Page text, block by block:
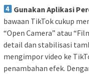
Gunakan Aplikasi
bawaan TikTok cukup
“Open Camera” atau
detail dan stabilisasi
mengimpor video ke
penambahan efek.